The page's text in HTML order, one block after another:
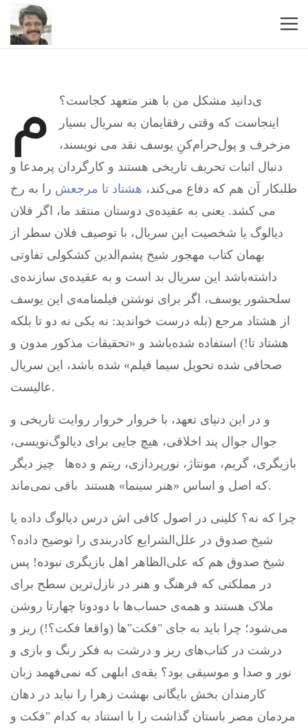
م
ی‌دانید مشکل من با هنر متعهد کجاست؟
اینجاست که وقتی رفقایمان به سریال بسیار
مزخرف و پول‌حرام‌کنِ یوسف نقد می نویسند،
دنبال اثبات تحریف تاریخی هستند و کارگردان پرمدعا و
طلبکار آن هم که دفاع می‌کند، هشتاد تا مرجعش را به رخ
می کشد. یعنی به عقیده‌ی دوستان منتقد ما، اگر فلان
دیالوگ یا شخصیت این سریال، با توصیف فلان سطر از
بهمان کتاب مهجور شیخ پشم‌الدین کشکولی تفاوتی
داشته‌باشد این سریال بد است و به عقیده‌ی سازنده‌ی
سلحشور یوسف، اگر برای نوشتن فیلمنامه‌ی این یوسف
از هشتاد مرجع (بله درست خواندید: نه یکی نه دو تا بلکه
هشتاد تا!) استفاده شده‌باشد و «تحقیقات مذکور مدون و
صحافی شده تحویل سیما فیلم» شده باشد، این سریال
عالیست.
و در این دنیای تعهد، با خروار خروار روایت تاریخی و
جوال جوال پند اخلاقی، هیچ جایی برای دیالوگ‌نویسی،
بازیگری، گریم، مونتاژ، نورپردازی، ریتم و ده‌ها چیز دیگر
که اصل و اساس «هنر سینما» هستند باقی نمی‌ماند.
چرا که نه؟ کلینی در اصول کافی اش درس دیالوگ داده یا
شیخ صدوق در علل‌الشرایع کادربندی را توضیح داده؟
شیخ صدوق هم که علی‌الظاهر اهل بازیگری نبوده! پس
در مملکتی که فرهنگ و هنر در نازل‌ترین سطح برای
ملاک هستند و همه‌ی حساب‌ها با دودوتا چهارتا روشن
می‌شود؛ چرا باید به جای "فکت"ها (واقعا فکت؟!) ریز و
درشت در کتاب‌های ریز و درشت به فکر رنگ و بازی و
نور و صدا و موسیقی بود؟ یقه‌ی ابلهی که نمی‌فهمد زبان
کارمندان بخش بایگانی بهشت زهرا را نباید در دهان
مردمان مصر باستان گذاشت را با استناد به کدام "فکت و